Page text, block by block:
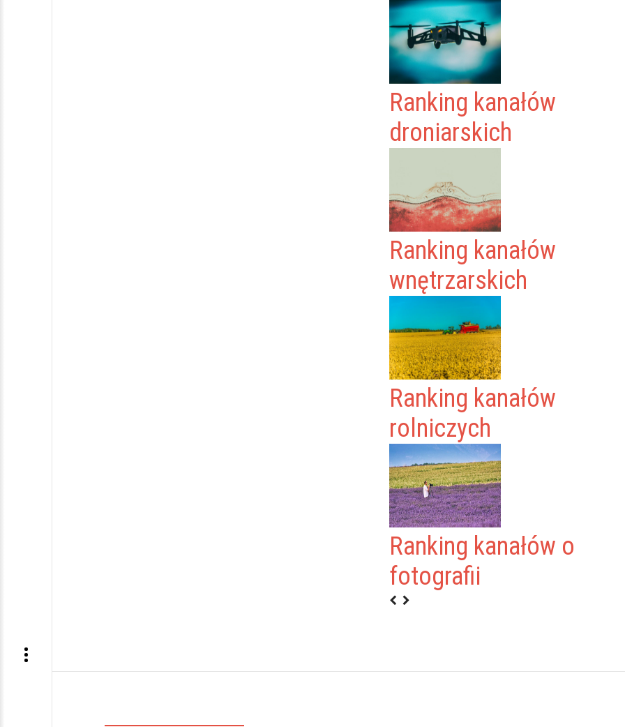
Ranking kanałów
droniarskich
Ranking kanałów
wnętrzarskich
Ranking kanałów
rolniczych
Ranking kanałów o
fotografii